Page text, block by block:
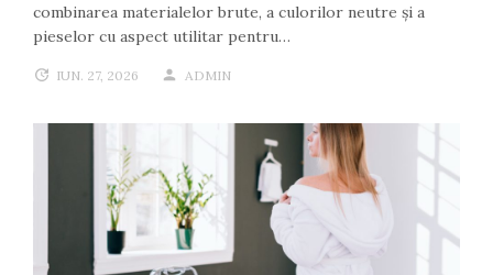
combinarea materialelor brute, a culorilor neutre și a
pieselor cu aspect utilitar pentru…
IUN. 27, 2026 ADMIN